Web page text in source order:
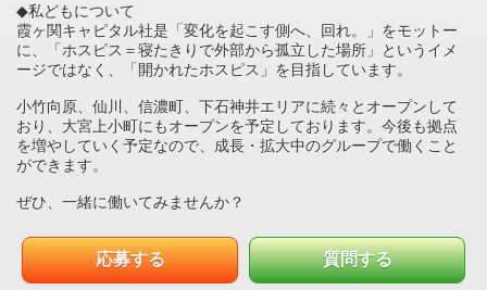
◆私どもについて
霞ヶ関キャピタル社是「変化を起こす側へ、回れ。」をモットー
に、「ホスピス＝寝たきりで外部から孤立した場所」というイメ
ージではなく、「開かれたホスピス」を目指しています。
小竹向原、仙川、信濃町、下石神井エリアに続々とオープンして
おり、大宮上小町にもオープンを予定しております。今後も拠点
を増やしていく予定なので、成長・拡大中のグループで働くこと
ができます。
ぜひ、一緒に働いてみませんか？
応募する 質問する